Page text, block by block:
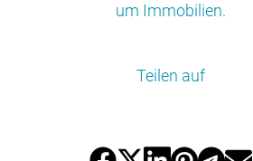
um Immobilien.
Teilen auf